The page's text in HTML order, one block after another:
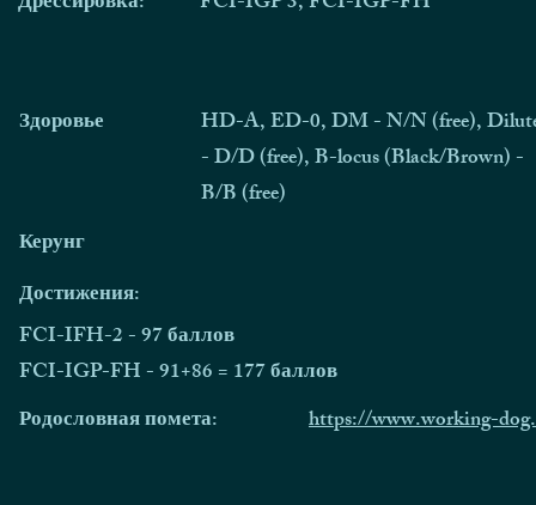
Здоровье
Керунг
HD-A, ED-0, DM - N/N (free),
- D/D (free), B-locus (Black/Brown) -
B/B (free)
Достижения:
FCI-IFH-2 - 97 баллов
FCI-IGP-FH - 91+86 = 177 баллов
Родословная помета:
https://www.working-